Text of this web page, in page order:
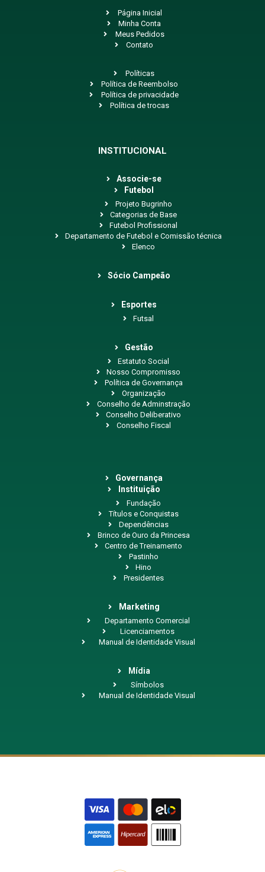
Página Inicial
Minha Conta
Meus Pedidos
Contato
Políticas
Política de Reembolso
Política de privacidade
Política de trocas
INSTITUCIONAL
Associe-se
Futebol
Projeto Bugrinho
Categorias de Base
Futebol Profissional
Departamento de Futebol e Comissão técnica
Elenco
Sócio Campeão
Esportes
Futsal
Gestão
Estatuto Social
Nosso Compromisso
Política de Governança
Organização
Conselho de Adminstração
Conselho Deliberativo
Conselho Fiscal
Governança
Instituição
Fundação
Títulos e Conquistas
Dependências
Brinco de Ouro da Princesa
Centro de Treinamento
Pastinho
Hino
Presidentes
Marketing
Departamento Comercial
Licenciamentos
Manual de Identidade Visual
Mídia
Símbolos
Manual de Identidade Visual